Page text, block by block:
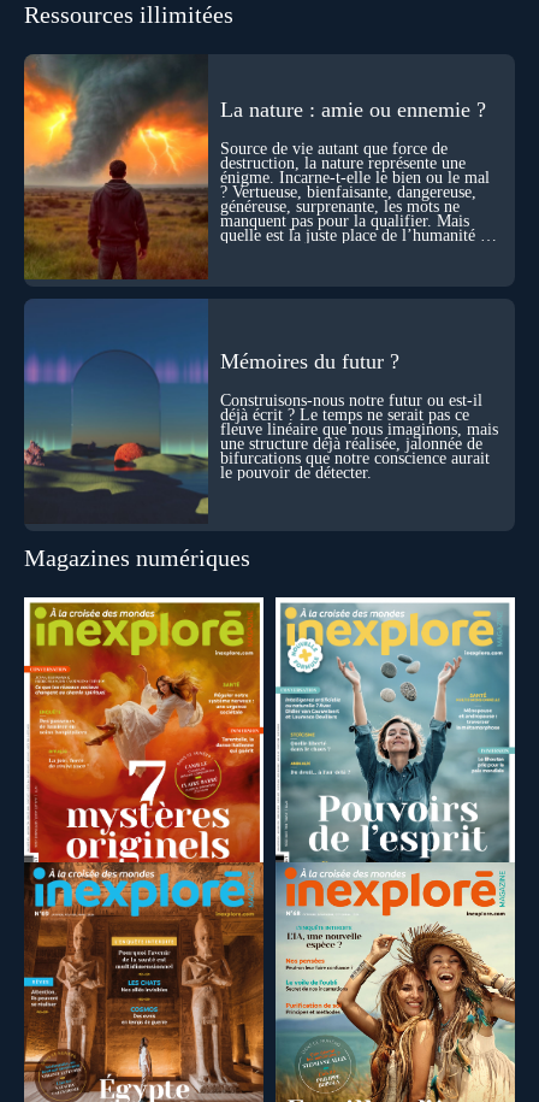
se construisent grâce à des milliers de morts cellulaires
effacements nécessaires façonnent la vie elle-même. À toutes
les échelles, la mort apparaît moins comme une rupture que
comme une logique active du vivant. Alors, la biologie peut-
elle transformer notre manière de penser la mort ? Existe-t-il
des ponts avec nos intuitions métaphysiques sur le cycle de
l’âme ? Nous en parlons avec Abdel Aouacheria, docteur en
biochimie et spécialiste de la mort cellulaire.
Ressources illimitées
La nature : amie ou ennemie ?
Source de vie autant que force de
destruction, la nature représente une
énigme. Incarne-t-elle le bien ou le mal
? Vertueuse, bienfaisante, dangereuse,
généreuse, surprenante, les mots ne
manquent pas pour la qualifier. Mais
quelle est la juste place de l’humanité au
Mémoires du futur ?
Construisons-nous notre futur ou est-il
déjà écrit ? Le temps ne serait pas ce
fleuve linéaire que nous imaginons, mais
une structure déjà réalisée, jalonnée de
bifurcations que notre conscience aurait
le pouvoir de détecter.
Magazines numériques